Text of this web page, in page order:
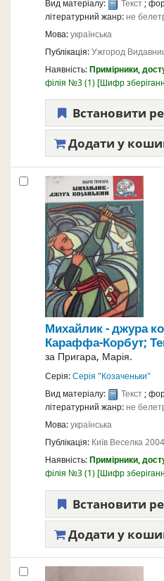
Вид матеріалу: Текст;
літературний жанр:не
Мова:українська
Публікація:Ужгород
Наявність:Примірники,
філія №3(1) Шифр
Встановити
Додати у
Михайлик - джура
Караффа-Корбут;
за Пригара, Марія.
Серія:Серія "Козаченьки"
Вид матеріалу:
Текст;
літературний жанр:не
Мова:українська
Публікація: Київ Веселка2004
Наявність:Примірники,
філія №3(1) Шифр
Встановити
Додати у